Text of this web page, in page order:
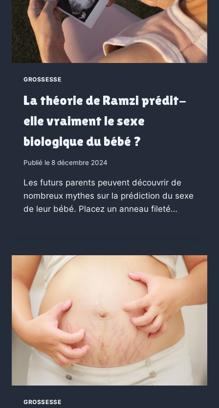
GROSSESSE
La théorie de Ramzi prédit-
elle vraiment le sexe
biologique du bébé ?
Publié le8 décembre 2024
Les futurs parents peuvent découvrir de
nombreux mythes sur la prédiction du sexe
de leur bébé. Placez un anneau fileté…
GROSSESSE